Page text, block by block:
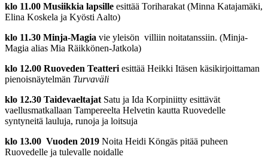
klo 11.00 Musiikkia lapsille esittää Toriharakat (Minna Katajamäki,
Elina Koskela ja Kyösti Aalto)
klo 11.30 Minja-Magia vie yleisön villiin noitatanssiin. (Minja-
Magia alias Mia Räikkönen-Jatkola)
klo 12.00 Ruoveden Teatteri esittää Heikki Itäsen käsikirjoittaman
pienoisnäytelmän Turvaväli
klo 12.30 Taidevaeltajat Satu ja Ida Korpiniitty esittävät
vaellusmatkallaan Tampereelta Helvetin kautta Ruovedelle
syntyneitä lauluja, runoja ja loitsuja
klo 13.00 Vuoden 2019 Noita Heidi Köngäs pitää puheen
Ruovedelle ja tulevalle noidalle